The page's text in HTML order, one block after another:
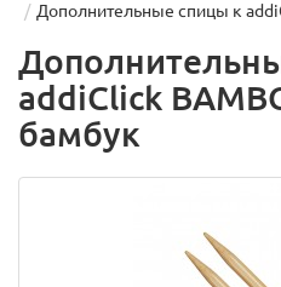
Дополнительные спицы к
addiClick
бамбук